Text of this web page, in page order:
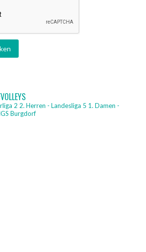
2 2. Herren - Landesliga 5 1. Damen -
Burgdorf